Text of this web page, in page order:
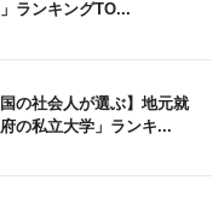
ランキングTO...
の社会人が選ぶ】地元就
の私立大学」ランキ...